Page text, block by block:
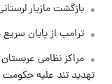
بازگشت مازیار
ترامپ از پایان
مراکز نظامی
تهدید تند علیه